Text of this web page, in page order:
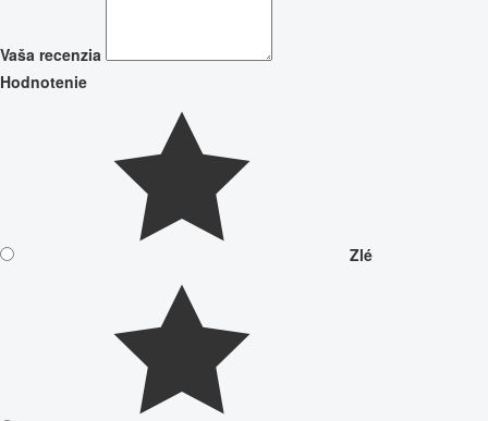
Vaša recenzia
Hodnotenie
Zlé